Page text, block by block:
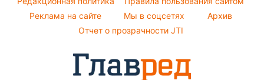
Кейт Миддлтон
Алла Пугачева
Пылевая буря
Реклама на сайте
Мы в соцсетях
Архив
Отчет о прозрачности JTI